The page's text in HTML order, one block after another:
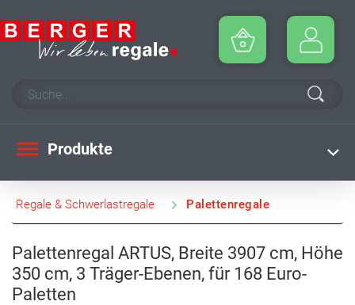
Produkte
Regale & Schwerlastregale Palettenregale
Palettenregal ARTUS, Breite 3907 cm, Höhe
350 cm, 3 Träger-Ebenen, für 168 Euro-
Paletten